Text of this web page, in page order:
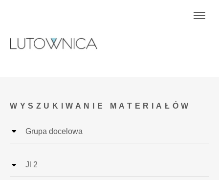
WYSZUKIWANIE MATERIAŁÓW